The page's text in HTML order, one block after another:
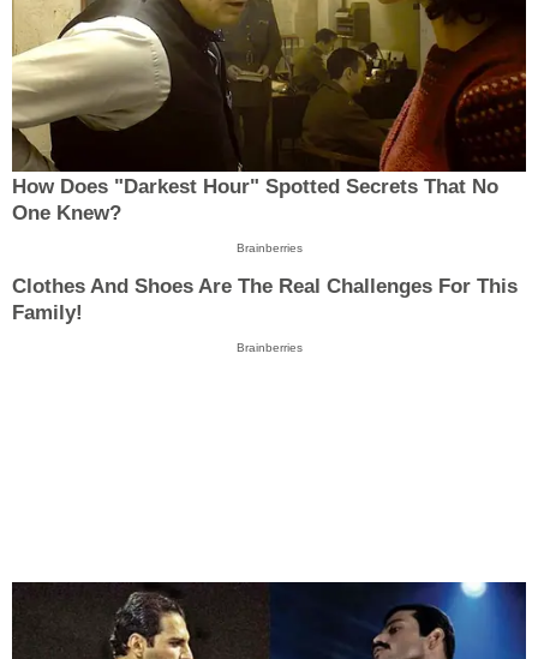
How Does "Darkest Hour" Spotted Secrets That No
One Knew?
Brainberries
Clothes And Shoes Are The Real Challenges For This
Family!
Brainberries